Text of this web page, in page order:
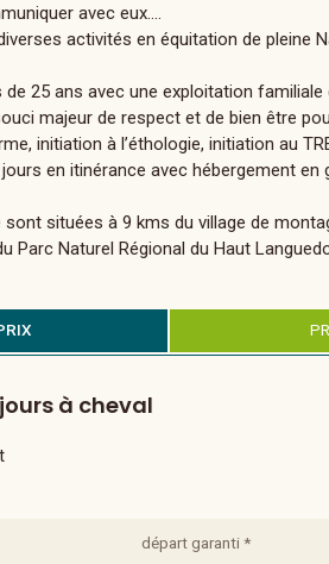
avec eux....
activités en équitation de pleine
25 ans avec une exploitation familiale
majeur de respect et de bien être
initiation à l’éthologie, initiation au
en itinérance avec hébergement
sont situées à 9 kms du village de
Parc Naturel Régional du Haut
à cheval
départ garanti *